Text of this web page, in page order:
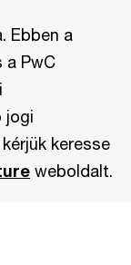
Ebben a
a PwC
jogi
keresse
weboldalt.